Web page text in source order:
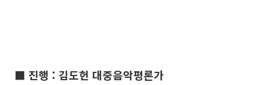
■ 진행 : 김도헌 대중음악평론가